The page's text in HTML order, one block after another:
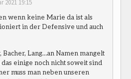
2021 19:15
wenn keine Marie da ist als
in der Defensive und auch
Lang…an Namen mangelt
das einige noch nicht soweit sind
muss man neben unseren